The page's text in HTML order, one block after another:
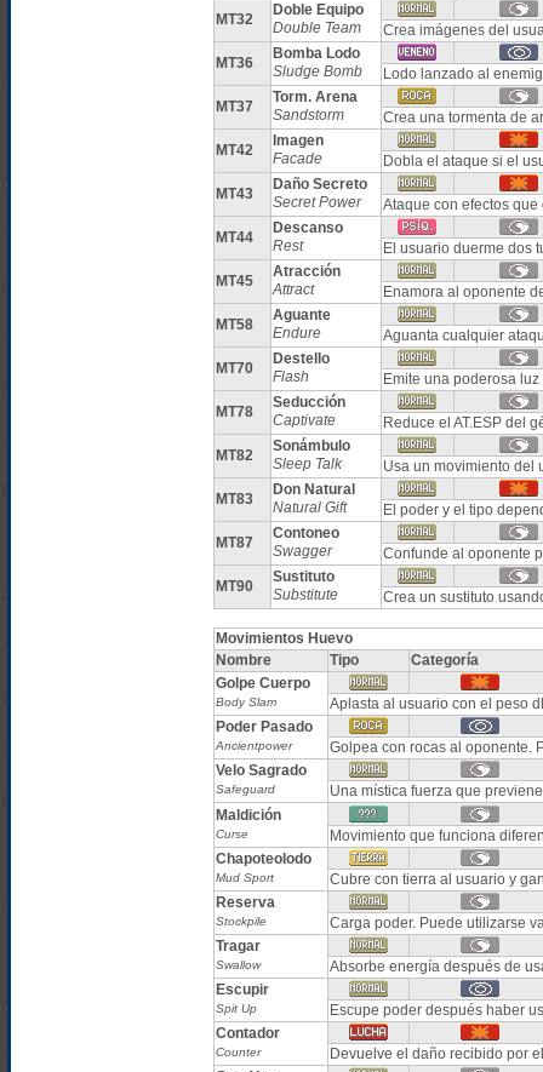
MT32
Doble Equipo
Double Team
Crea imágenes del
MT36
Bomba Lodo
Sludge Bomb
Lodo lanzado al
MT37
Torm. Arena
Sandstorm
Crea una tormenta de
MT42
Imagen
Facade
Dobla el ataque si el
MT43
Daño Secreto
Secret Power
Ataque con efectos
MT44
Descanso
Rest
El usuario duerme dos
MT45
Atracción
Attract
Enamora al oponente
MT58
Aguante
Endure
Aguanta cualquier
MT70
Destello
Flash
Emite una poderosa
MT78
Seducción
Captivate
Reduce el AT.ESP del
MT82
Sonámbulo
Sleep Talk
Usa un movimiento del
MT83
Don Natural
Natural Gift
El poder y el tipo
MT87
Contoneo
Swagger
Confunde al oponente
MT90
Sustituto
Substitute
Crea un sustituto
Movimientos Huevo
Nombre
Tipo
Categoría
Golpe Cuerpo
Body Slam
Aplasta al usuario con el peso
Poder Pasado
Ancientpower
Golpea con rocas al oponente.
Velo Sagrado
Safeguard
Una mística fuerza que
Maldición
Curse
Movimiento que funciona
Chapoteolodo
Mud Sport
Cubre con tierra al usuario y
Reserva
Stockpile
Carga poder. Puede utilizarse
Tragar
Swallow
Absorbe energía después de
Escupir
Spit Up
Escupe poder después haber
Contador
Counter
Devuelve el daño recibido por